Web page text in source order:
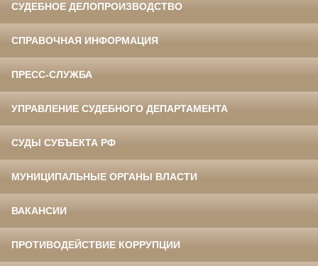
СУДЕБНОЕ ДЕЛОПРОИЗВОДСТВО
СПРАВОЧНАЯ ИНФОРМАЦИЯ
ПРЕСС-СЛУЖБА
УПРАВЛЕНИЕ СУДЕБНОГО ДЕПАРТАМЕНТА
СУДЫ СУБЪЕКТА РФ
МУНИЦИПАЛЬНЫЕ ОРГАНЫ ВЛАСТИ
ВАКАНСИИ
ПРОТИВОДЕЙСТВИЕ КОРРУПЦИИ